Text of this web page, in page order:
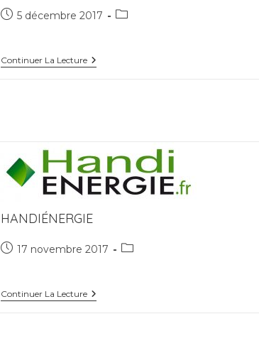
Publication
5 décembre 2017
Post
Continuer La LectureHandirect
Services
HANDIÉNERGIE
Publication
17 novembre 2017
Post
Continuer La LectureHandiénergie